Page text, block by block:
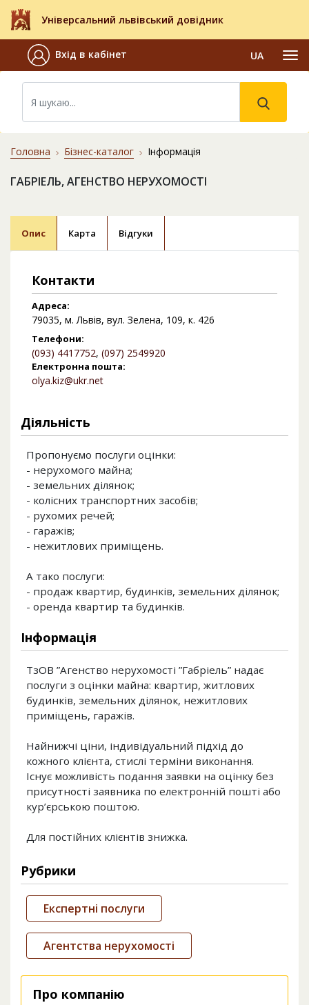
Універсальний львівський довідник
Вхід в кабінет UA
Головна Бізнес-каталог Інформація
ГАБРІЕЛЬ, АГЕНСТВО НЕРУХОМОСТІ
Опис Карта Відгуки
Контакти
Адреса:
79035, м. Львів, вул. Зелена, 109, к. 426
Телефони:
(093) 4417752, (097) 2549920
Електронна пошта:
olya.kiz@ukr.net
Діяльність
Пропонуємо послуги оцінки:
- нерухомого майна;
- земельних ділянок;
- колісних транспортних засобів;
- рухомих речей;
- гаражів;
- нежитлових приміщень.
А тако послуги:
- продаж квартир, будинків, земельних ділянок;
- оренда квартир та будинків.
Інформація
ТзОВ ”Агенство нерухомості ”Габріель” надає
послуги з оцінки майна: квартир, житлових
будинків, земельних ділянок, нежитлових
приміщень, гаражів.
Найнижчі ціни, індивідуальний підхід до
кожного клієнта, стислі терміни виконання.
Існує можливість подання заявки на оцінку без
присутності заявника по електронній пошті або
кур’єрською поштою.
Для постійних клієнтів знижка.
Рубрики
Експертні послуги
Агентства нерухомості
Про компанію